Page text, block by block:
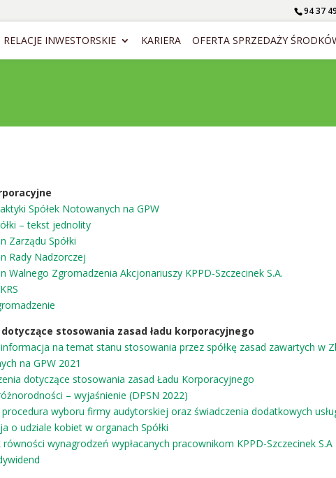
94 37
RELACJE INWESTORSKIE KARIERA OFERTA SPRZEDAŻY
Spółek Notowanych na GPW
– tekst jednolity
Zarządu Spółki
Rady Nadzorczej
Walnego Zgromadzenia Akcjonariuszy KPPD-Szczecinek S.A.
stosowania zasad ładu korporacyjnego
na temat stanu stosowania przez spółkę zasad zawartych w
na GPW 2021
dotyczące stosowania zasad Ładu Korporacyjnego
– wyjaśnienie (DPSN 2022)
wyboru firmy audytorskiej oraz świadczenia dodatkowych
o udziale kobiet w organach Spółki
równości wynagrodzeń wypłacanych pracownikom KPPD-Szczecinek S.A